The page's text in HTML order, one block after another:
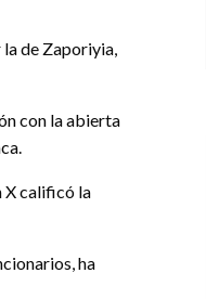
la de Zaporiyia,
con la abierta
X calificó la
ha